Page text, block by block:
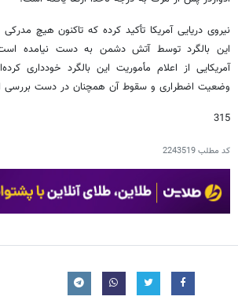
نیروی دریایی آمریکا تأکید کرده که تاکنون هیچ
این بالگرد توسط آتش دشمن به دست نیامده
آمریکایی از اعلام مأموریت این بالگرد خودداری
وضعیت اضطراری و سقوط آن همچنان در دست
315
کد مطلب2243519